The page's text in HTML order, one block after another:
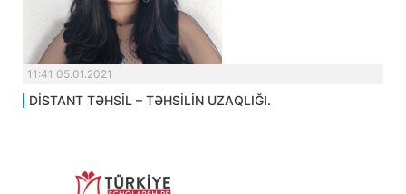
11:41 05.01.2021
DİSTANT TƏHSİL – TƏHSİLİN UZAQLIĞI.